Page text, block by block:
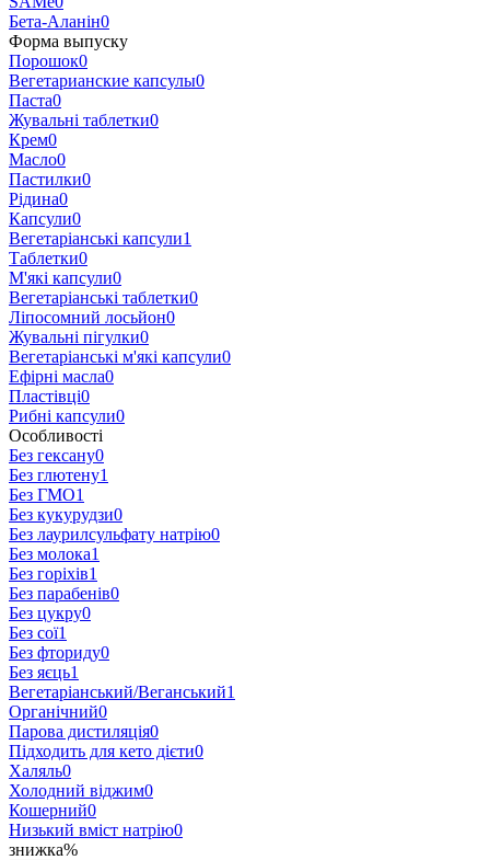
Бета-Аланін0
Форма выпуску
Порошок0
Вегетарианские капсулы0
Паста0
Жувальні таблетки0
Крем0
Масло0
Пастилки0
Рідина0
Капсули0
Вегетаріанські капсули1
Таблетки0
М'які капсули0
Вегетаріанські таблетки0
Ліпосомний лосьйон0
Жувальні пігулки0
Вегетаріанські м'які капсули0
Ефірні масла0
Пластівці0
Рибні капсули0
Особливості
Без гексану0
Без глютену1
Без ГМО1
Без кукурудзи0
Без лаурилсульфату натрію0
Без молока1
Без горіхів1
Без парабенів0
Без цукру0
Без сої1
Без фториду0
Без яєць1
Вегетаріанський/Веганський1
Органічний0
Парова дистиляція0
Підходить для кето дієти0
Халяль0
Холодний віджим0
Кошерний0
Низький вміст натрію0
знижка%